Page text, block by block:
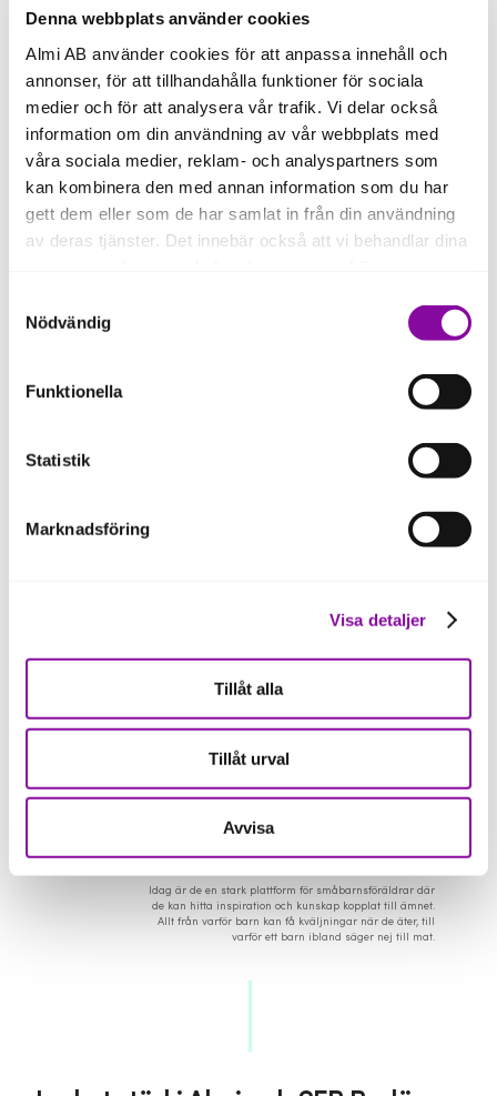
Denna webbplats använder cookies
Almi AB använder cookies för att anpassa innehåll och
annonser, för att tillhandahålla funktioner för sociala
medier och för att analysera vår trafik. Vi delar också
information om din användning av vår webbplats med
våra sociala medier, reklam- och analyspartners som
kan kombinera den med annan information som du har
gett dem eller som de har samlat in från din användning
av deras tjänster. Det innebär också att vi behandlar dina
Om du klickar på avvisa kommer användning av kakor
eller delning av information enligt ovan, inte att ske,
förutom för kakor som är nödvändiga för att hemsidan
ska fungera se mer under inställningar.
Nödvändig
Funktionella
Statistik
Marknadsföring
Visa detaljer
Tillåt alla
Tillåt urval
Avvisa
I takt med att parets barn blir äldre är det möjligt att Knatteplock även
marknaden även här”.
Idag är de en stark plattform för småbarnsföräldrar där
de kan hitta inspiration och kunskap kopplat till ämnet.
Allt från varför barn kan få kväljningar när de äter, till
varför ett barn ibland säger nej till mat.